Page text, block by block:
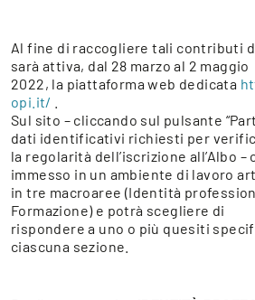
Al fine di raccogliere tali contributi
sarà attiva, dal 28 marzo al 2 maggio
2022, la piattaforma web dedicata
opi.it/
Sul sito – cliccando sul pulsante
dati identificativi richiesti per
la regolarità dell’iscrizione all’Albo
immesso in un ambiente di lavoro
in tre macroaree (Identità
Formazione) e potrà scegliere di
rispondere a uno o più quesiti
ciascuna sezione.